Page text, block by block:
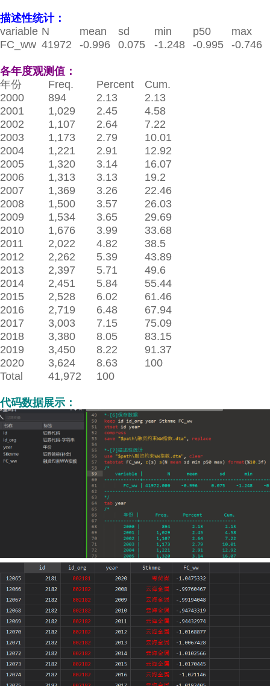
描述性统计：
variable N mean sd min p50
max
FC_ww 41972 -0.996 0.075 -1.248 -0.995 -0.746
各年度观测值：
年份
Freq. Percent
Cum.
2000
894 2.13
2.13
2001
1,029 2.45
4.58
2002
1,107 2.64
7.22
2003
1,173 2.79
10.01
2004
1,221 2.91
12.92
2005
1,320 3.14
16.07
2006
1,313 3.13
19.2
2007
1,369 3.26
22.46
2008
1,500 3.57
26.03
2009
1,534 3.65
29.69
2010
1,676 3.99
33.68
2011
2,022 4.82
38.5
2012
2,262 5.39
43.89
2013
2,397 5.71
49.6
2014
2,451 5.84
55.44
2015
2,528 6.02
61.46
2016
2,719 6.48
67.94
2017
3,003 7.15
75.09
2018
3,380 8.05
83.15
2019
3,450 8.22
91.37
2020
3,624 8.63
100
Total
41,972 100
代码数据展示：